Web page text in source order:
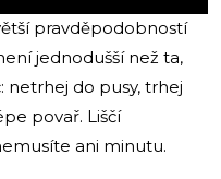
pravděpodobností
jednodušší než ta,
netrhej do pusy, trhej
povař. Liščí
ani minutu.